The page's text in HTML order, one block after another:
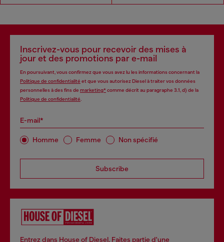
Inscrivez-vous pour recevoir des mises à
jour et des promotions par e-mail
En poursuivant, vous confirmez que vous avez lu les informations concernant la
Politique de confidentialité et que vous autorisez Diesel à traiter vos données
personnelles à des fins de marketing*comme décrit au paragraphe 3.1, d) de la
Politique de confidentialité
E-mail*
Homme Femme Non spécifié
Subscribe
Entrez dans House of Diesel. Faites partie d'une